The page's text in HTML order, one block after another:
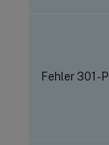
Fehler 301 -